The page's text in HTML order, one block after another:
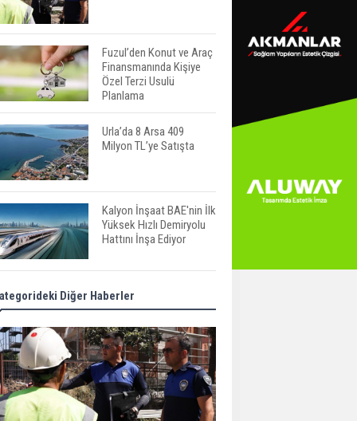
Fuzul’den Konut ve Araç
Finansmanında Kişiye
Özel Terzi Usulü
Planlama
Urla’da 8 Arsa 409
Milyon TL’ye Satışta
Kalyon İnşaat BAE'nin İlk
Yüksek Hızlı Demiryolu
Hattını İnşa Ediyor
ABD'de Konut Kredisi
Faizi Son Bir Yılın En
TOKİ 51 İlde 540 Konut
ve İş Yerini Satışa
Sunuyor
Diğer Haberler